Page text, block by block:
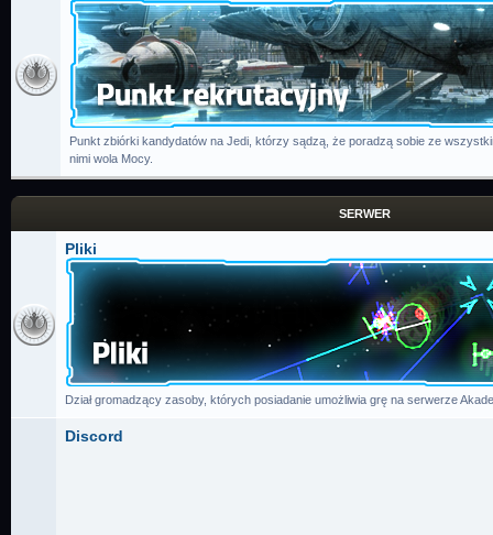
Punkt zbiórki kandydatów na Jedi, którzy sądzą, że poradzą sobie ze
nimi wola Mocy.
SERWER
Pliki
Dział gromadzący zasoby, których posiadanie umożliwia grę na serwerze
Discord